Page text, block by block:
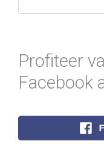
Profiteer
Facebook